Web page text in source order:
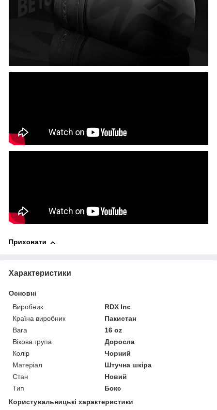
Приховати
Характеристики
Основні
Виробник
RDX Inc
Країна виробник
Пакистан
Вага
16 oz
Вікова група
Доросла
Колір
Чорний
Матеріал
Штучна шкіра
Стан
Новий
Тип
Бокс
Користувальницькі характеристики